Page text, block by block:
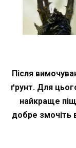
Після
ґрунт. Для
найкраще
добре змочіть